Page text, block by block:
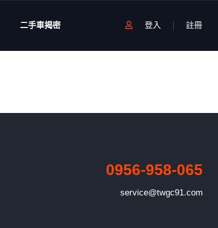
二手車揭密 登入 註冊
0956-958-065
service@twgc91.com